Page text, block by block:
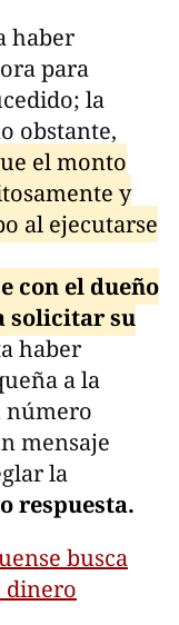
haber
para
la
obstante,
el monto
y
al ejecutarse
con el dueño
solicitar su
haber
a la
número
mensaje
la
respuesta.
busca
dinero